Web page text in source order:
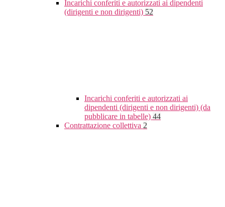
Incarichi conferiti e autorizzati ai dipendenti
(dirigenti e non dirigenti) 52
Incarichi conferiti e autorizzati ai
dipendenti (dirigenti e non dirigenti) (da
pubblicare in tabelle) 44
Contrattazione collettiva 2